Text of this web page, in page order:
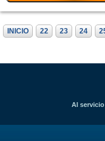
INICIO 22 23 24
Al